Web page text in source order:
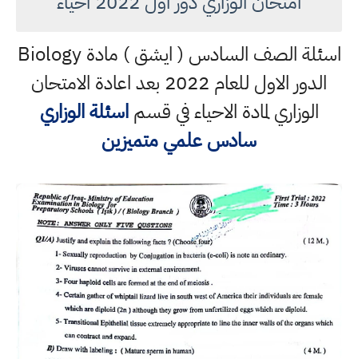
اسئلة الصف السادس ( ايشق ) مادة Biology
الدور الاول للعام 2022 بعد اعادة الامتحان
الوزاري لمادة الاحياء في قسماسئلة الوزاري
سادس علمي متميزين